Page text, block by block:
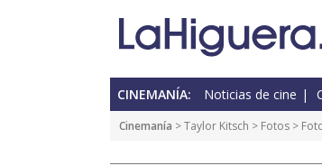
CINEMANÍA: Noticias de cine
Cinemanía >Taylor Kitsch > Fotos >